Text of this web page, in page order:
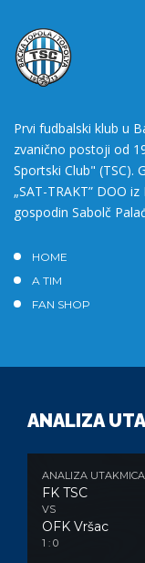
Prvi fudbalski klub u
zvanično postoji od
Sportski Club" (TSC).
„SAT-TRAKT” DOO
gospodin Sabolč
HOME
A TIM
FAN SHOP
ANALIZA
ANALIZA UTAKMICA
FK TSC
VS
OFK Vršac
1 : 0